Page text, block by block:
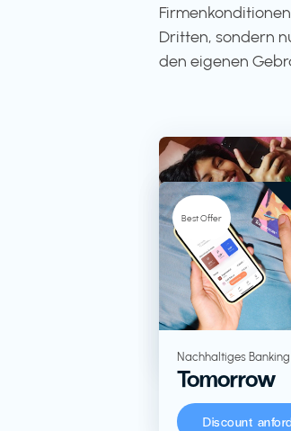
Dritten, sondern
den eigenen
TV + Streaming
RTL+
-5%
Lebensmittel in
Großverpackungen
KoRo
Best Offer
Nachhaltiges Banking
Tomorrow
Discount